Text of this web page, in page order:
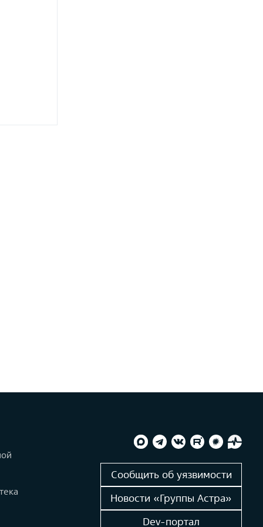
Сообщить об уязвимости
Новости «Группы Астра»
Dev-портал